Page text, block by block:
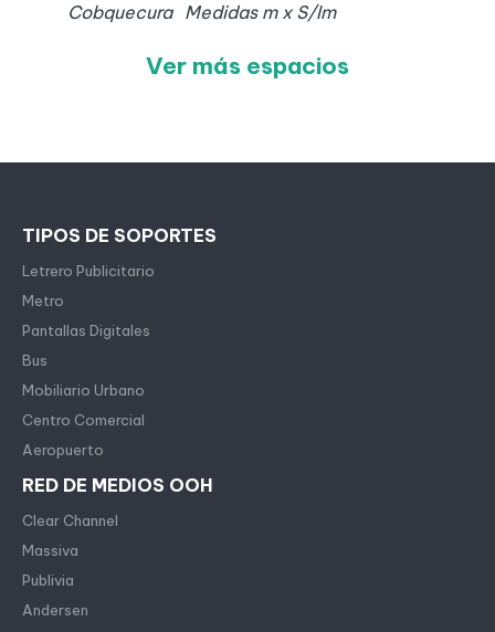
Cobquecura Medidas m x S/Im
Ver más espacios
TIPOS DE SOPORTES
Letrero Publicitario
Metro
Pantallas Digitales
Bus
Mobiliario Urbano
Centro Comercial
Aeropuerto
RED DE MEDIOS OOH
Clear Channel
Massiva
Publivia
Andersen